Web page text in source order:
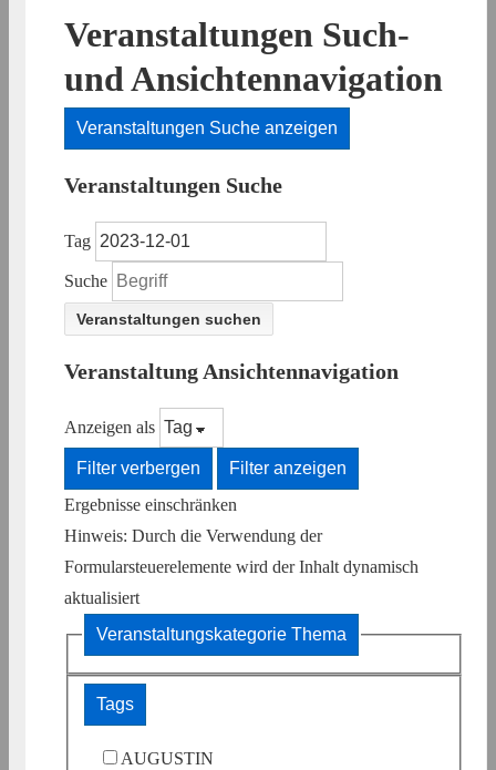
Veranstaltungen Such-
und Ansichtennavigation
Veranstaltungen Suche anzeigen
Veranstaltungen Suche
Tag
Suche
Veranstaltung Ansichtennavigation
Anzeigen als
Filter verbergen
Filter anzeigen
Ergebnisse einschränken
Hinweis: Durch die Verwendung der
Formularsteuerelemente wird der Inhalt dynamisch
aktualisiert
Veranstaltungskategorie Thema
Tags
AUGUSTIN